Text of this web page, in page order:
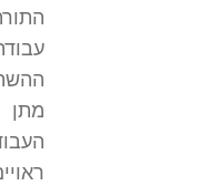
מתן